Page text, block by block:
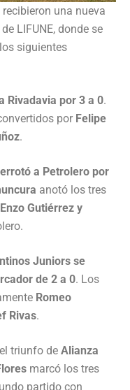
una nueva
LIFUNE, donde se
siguientes
Rivadavia por 3 a 0.
por Felipe
.
a Petrolero por
anotó los tres
Enzo Gutiérrez y
Juniors se
de 2 a 0. Los
Romeo
Rivas.
triunfo de Alianza
marcó los tres
partido con